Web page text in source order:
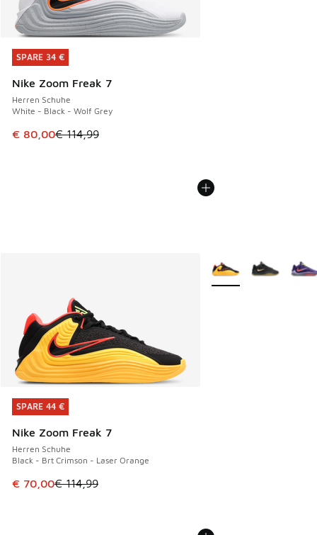
SPARE 34 €
Nike Zoom Freak 7
Herren Schuhe
White - Black - Wolf Grey
Dieser Artikel ist im Sale. Der Preis ist von € 114,99 auf €
€ 80,00€ 114,99
SPARE 34 €
SPARE 44 €
Nike Zoom Freak 7
Herren Schuhe
Black - Brt Crimson - Laser Orange
Dieser Artikel ist im Sale. Der Preis ist von € 114,99 auf €
€ 70,00€ 114,99
SPARE 44 €
Weitere Farben